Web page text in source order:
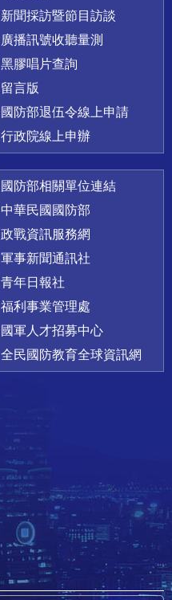
新聞採訪暨節目訪談
廣播訊號收聽量測
黑膠唱片查詢
留言版
國防部退伍令線上申請
行政院線上申辦
國防部相關單位連結
中華民國國防部
政戰資訊服務網
軍事新聞通訊社
青年日報社
福利事業管理處
國軍人才招募中心
全民國防教育全球資訊網